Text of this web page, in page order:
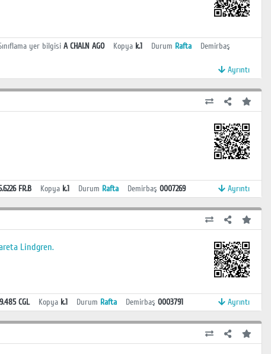
yer bilgisi A CHAI.N AGO Kopya k.1 Durum Rafta
Demirbaş
Ayrıntı
FR.B Kopya k.1 Durum Rafta Demirbaş 0007269 Ayrıntı
Lindgren.
CGL Kopya k.1 Durum Rafta Demirbaş 0003791 Ayrıntı